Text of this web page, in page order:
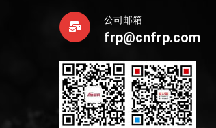
公司邮箱
frp@cnfrp.com